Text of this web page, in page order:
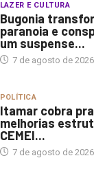
LAZER E CULTURA
Bugonia
paranoia e
um suspense...
7 de agosto de 2026
POLÍTICA
Itamar cobra
melhorias
CEMEI...
7 de agosto de 2026